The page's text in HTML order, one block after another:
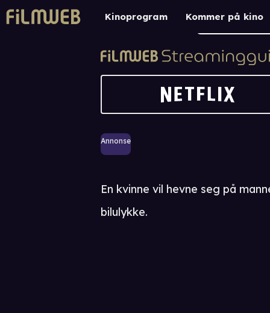
Kinoprogram Kommer på kino
Annonse
En kvinne vil hevne seg på
bilulykke.